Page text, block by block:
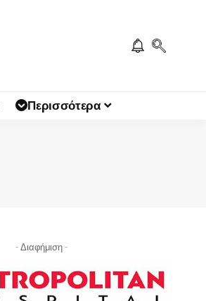
Περισσότερα
- Διαφήμιση -